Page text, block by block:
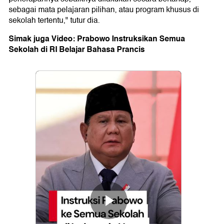
sebagai mata pelajaran pilihan, atau program khusus di
sekolah tertentu," tutur dia.
Simak juga Video: Prabowo Instruksikan Semua
Sekolah di RI Belajar Bahasa Prancis